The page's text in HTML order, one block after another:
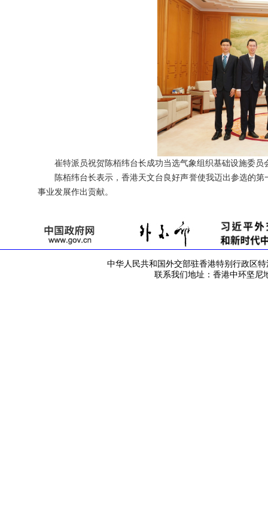
崔特派员祝贺陈栢纬台长成功当选气象组织基础设施委
陈栢纬台长表示，香港天文台良好声誉使我迈出参选的
事业发展作出贡献。
中华人民共和国外交部驻香港特别行政区特
联系我们地址：香港中环坚尼